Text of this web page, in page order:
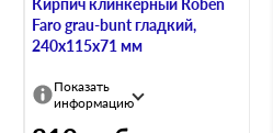
Кирпич клинкерный Roben
Faro grau-bunt гладкий,
240х115х71 мм
Показать
информацию